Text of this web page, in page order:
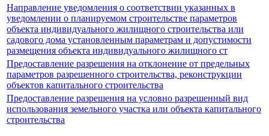
Направление уведомления о соответствии указанных в
уведомлении о планируемом строительстве параметров
объекта индивидуального жилищного строительства или
садового дома установленным параметрам и допустимости
размещения объекта индивидуального жилищного ст
Предоставление разрешения на отклонение от предельных
параметров разрешенного строительства, реконструкции
объектов капитального строительства
Предоставление разрешения на условно разрешенный вид
использования земельного участка или объекта капитального
строительства